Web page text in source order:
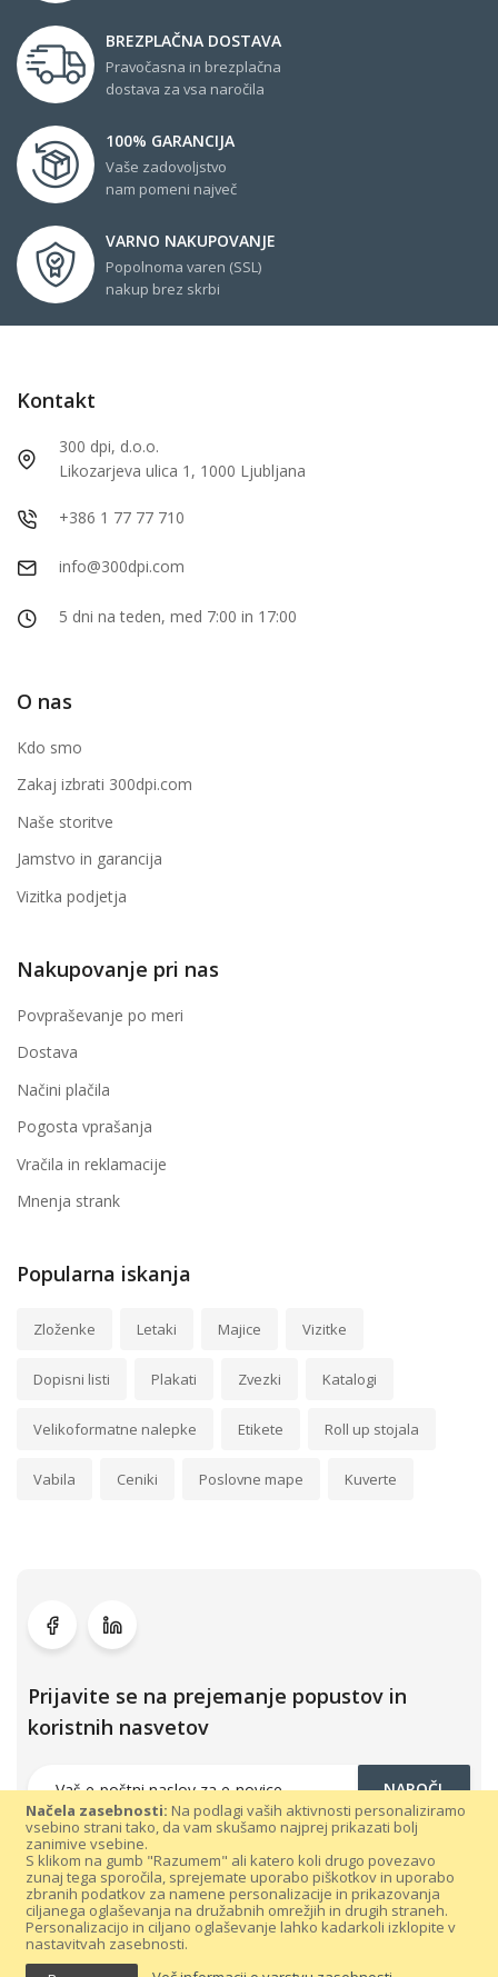
Načela zasebnosti: Na podlagi vaših aktivnosti personaliziramo
vsebino strani tako, da vam skušamo najprej prikazati bolj
zanimive vsebine.
S klikom na gumb "Razumem" ali katero koli drugo povezavo
zunaj tega sporočila, sprejemate uporabo piškotkov in uporabo
zbranih podatkov za namene personalizacije in prikazovanja
ciljanega oglaševanja na družabnih omrežjih in drugih straneh.
Personalizacijo in ciljano oglaševanje lahko kadarkoli izklopite v
nastavitvah zasebnosti.
BREZPLAČNA DOSTAVA
Pravočasna in brezplačna
dostava za vsa naročila
100% GARANCIJA
Vaše zadovoljstvo
nam pomeni največ
VARNO NAKUPOVANJE
Popolnoma varen (SSL)
nakup brez skrbi
Kontakt
300 dpi, d.o.o.
Likozarjeva ulica 1, 1000 Ljubljana
+386 1 77 77 710
info@300dpi.com
5 dni na teden, med 7:00 in 17:00
O nas
Kdo smo
Zakaj izbrati 300dpi.com
Naše storitve
Jamstvo in garancija
Vizitka podjetja
Nakupovanje pri nas
Povpraševanje po meri
Dostava
Načini plačila
Pogosta vprašanja
Vračila in reklamacije
Mnenja strank
Popularna iskanja
Zloženke Letaki Majice Vizitke
Dopisni listi Plakati Zvezki Katalogi
Velikoformatne nalepke Etikete Roll up stojala
Vabila Ceniki Poslovne mape Kuverte
Prijavite se na prejemanje popustov in
koristnih nasvetov
NAROČI
Vse pravice pridržane 300dpi.com © 2021 | Splošni pogoji poslovanja